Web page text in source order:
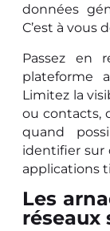
données
C’est à vous
Passez en
plateforme
Limitez la
ou contacts,
quand
identifier sur
applications
Les
réseaux